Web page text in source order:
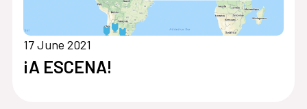
17 June 2021
¡A ESCENA!